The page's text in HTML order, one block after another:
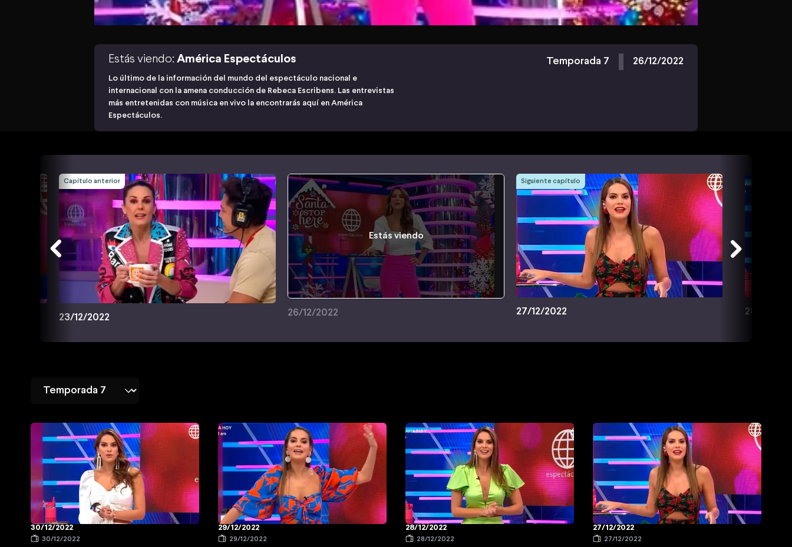
Estás viendo: América Espectáculos
Lo último de la información del mundo del espectáculo nacional e
internacional con la amena conducción de Rebeca Escribens. Las entrevistas
más entretenidas con música en vivo la encontrarás aquí en América
Espectáculos.
Temporada 7 26/12/2022
Capítulo anterior
23/12/2022
Estás viendo
26/12/2022
Siguiente capítulo
27/12/2022 28/12/
30/12/2022
30/12/2022
29/12/2022
29/12/2022
28/12/2022
28/12/2022
27/12/2022
27/12/2022